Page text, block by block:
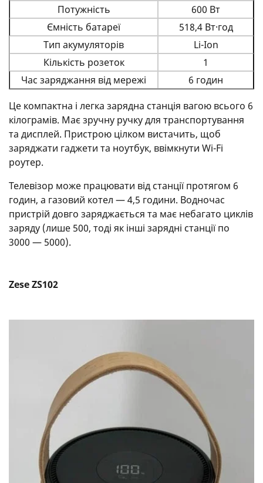
Потужність
600 Вт
Ємність батареї
518,4 Вт·год
Тип акумуляторів
Li-Ion
Кількість розеток
1
Час заряджання від мережі
6 годин
Це компактна і легка зарядна станція вагою всього 6
кілограмів. Має зручну ручку для транспортування
та дисплей. Пристрою цілком вистачить, щоб
заряджати гаджети та ноутбук, ввімкнути Wi-Fi
роутер.
Телевізор може працювати від станції протягом 6
годин, а газовий котел — 4,5 години. Водночас
пристрій довго заряджається та має небагато циклів
заряду (лише 500, тоді як інші зарядні станції по
3000 — 5000).
Zese ZS102